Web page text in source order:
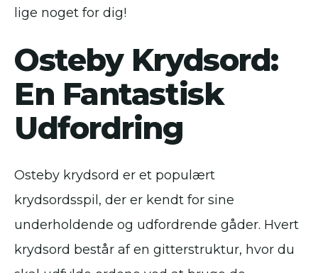
lige noget for dig!
Osteby Krydsord:
En Fantastisk
Udfordring
Osteby krydsord er et populært
krydsordsspil, der er kendt for sine
underholdende og udfordrende gåder. Hvert
krydsord består af en gitterstruktur, hvor du